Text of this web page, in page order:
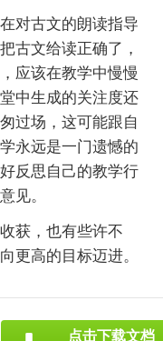
对古文的朗读指导
古文给读正确了，
应该在教学中慢慢
中生成的关注度还
过场，这可能跟自
永远是一门遗憾的
反思自己的教学行
见。
获，也有些许不
更高的目标迈进。
点击下载文档